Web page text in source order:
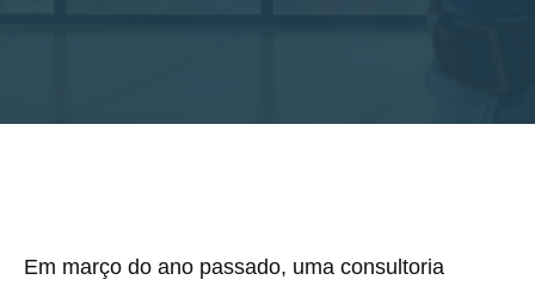
Em março do ano passado, uma consultoria